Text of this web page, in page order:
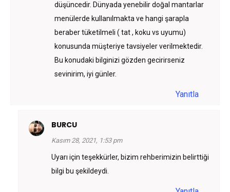
düşüncedir. Dünyada yenebilir doğal mantarlar
menülerde kullanılmakta ve hangi şarapla
beraber tüketilmeli ( tat , koku vs uyumu)
konusunda müşteriye tavsiyeler verilmektedir.
Bu konudaki bilginizi gözden gecirirseniz
sevinirim, iyi günler.
Yanıtla
BURCU
Kasım 28, 2021, 1:53 pm
Uyarı için teşekkürler, bizim rehberimizin belirttiği
bilgi bu şekildeydi.